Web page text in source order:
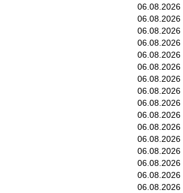
06.08.2026
06.08.2026
06.08.2026
06.08.2026
06.08.2026
06.08.2026
06.08.2026
06.08.2026
06.08.2026
06.08.2026
06.08.2026
06.08.2026
06.08.2026
06.08.2026
06.08.2026
06.08.2026